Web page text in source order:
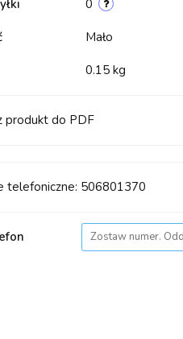
0
Mało
0.15 kg
produkt do PDF
telefoniczne: 506801370